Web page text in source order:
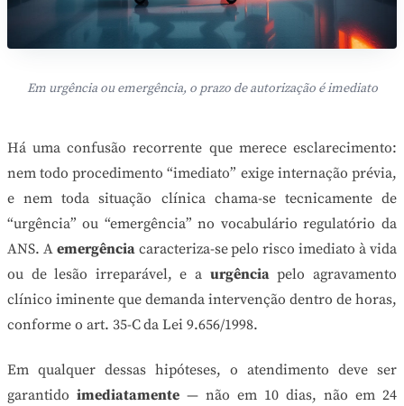
Em urgência ou emergência, o prazo de autorização é imediato
Há uma confusão recorrente que merece esclarecimento:
nem todo procedimento “imediato” exige internação prévia,
e nem toda situação clínica chama-se tecnicamente de
“urgência” ou “emergência” no vocabulário regulatório da
ANS. A emergênciacaracteriza-se pelo risco imediato à vida
ou de lesão irreparável, e a urgênciapelo agravamento
clínico iminente que demanda intervenção dentro de horas,
conforme o art. 35-C da Lei 9.656/1998.
Em qualquer dessas hipóteses, o atendimento deve ser
garantido imediatamente — não em 10 dias, não em 24